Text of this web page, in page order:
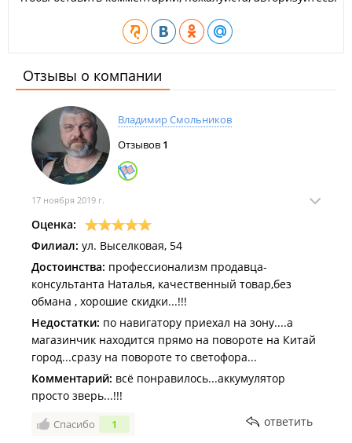
Отзывы о компании
Владимир Смольников
Отзывов 1
17 ноября 2019 г.
Оценка:
Филиал: ул. Выселковая, 54
Достоинства: профессионализм продавца-
консультанта Наталья, качественный товар,без
обмана , хорошие скидки...!!!
Недостатки: по навигатору приехал на зону....а
магазинчик находится прямо на повороте на Китай
город...сразу на повороте то светофора...
Комментарий: всё понравилось...аккумулятор
просто зверь...!!!
Спасибо 1 ответить